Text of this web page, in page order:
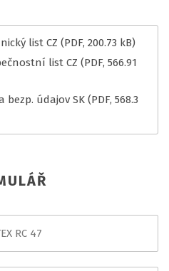
list CZ (PDF, 200.73 kB)
list CZ (PDF, 566.91
bezp. údajov SK (PDF, 568.3